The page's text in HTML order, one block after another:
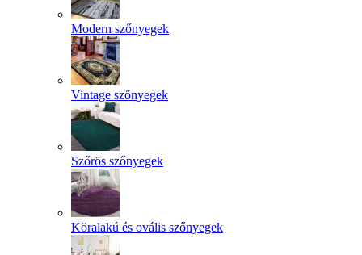
Modern szőnyegek
Vintage szőnyegek
Szőrös szőnyegek
Köralakú és ovális szőnyegek